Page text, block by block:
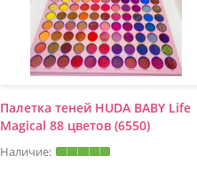
Палетка теней HUDA BABY Life
Magical 88 цветов (6550)